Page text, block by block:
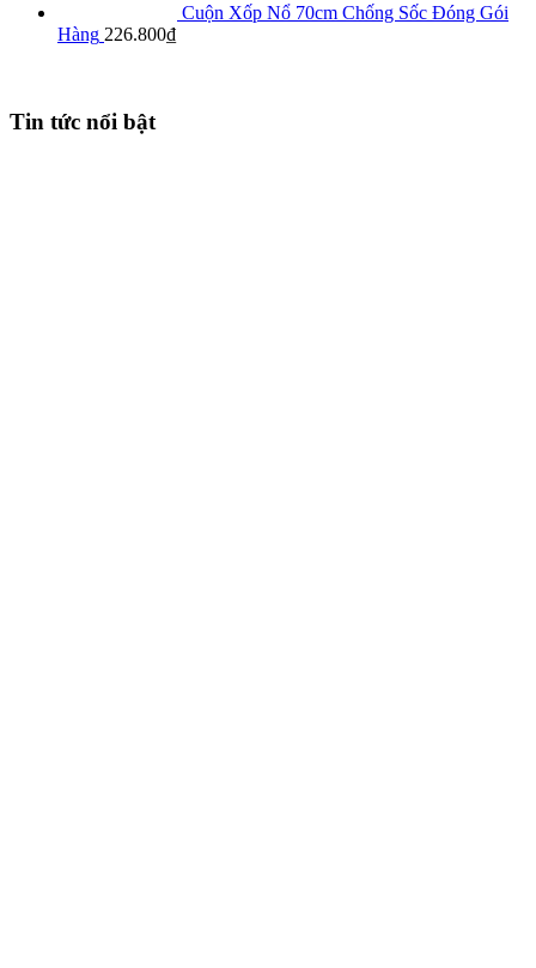
Cuộn Xốp Nổ 70cm Chống Sốc Đóng Gói
Hàng 226.800₫
Tin tức nổi bật